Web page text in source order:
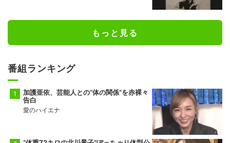
もっと見る
番組ランキング
加護亜依、芸能人との“体の関係”を赤裸々
告白
愛のハイエナ